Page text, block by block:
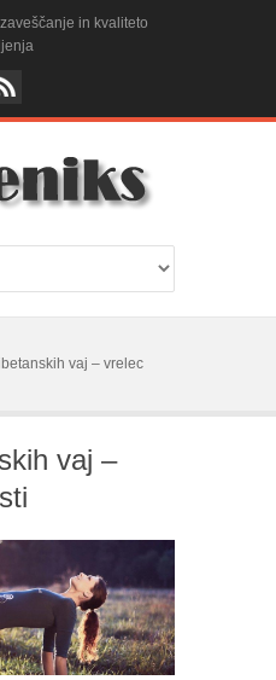
in kvaliteto
vaj – vrelec
vaj –